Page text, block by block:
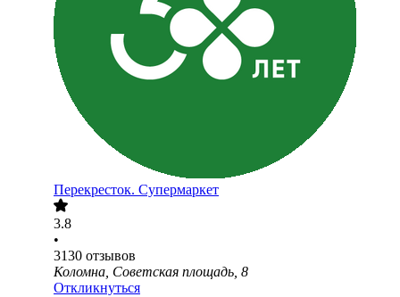
Перекресток. Супермаркет
3.8
•
3130 отзывов
Коломна, Советская площадь, 8
Откликнуться